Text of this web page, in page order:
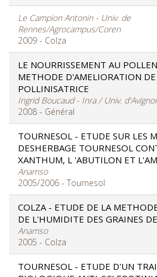
Le Campion Antonin - Univ. de
Rennes/Agrocampus/Coren
2009 - Colza
LE NOURRISSEMENT AU
METHODE D'AMELIORATION
POLLINISATRICE
Ingrid Boucaud - Inra / Univ.
2008 - Général
TOURNESOL - ETUDE SUR LES
DESHERBAGE TOURNESOL
XANTHUM, L 'ABUTILON ET
Anamso
2005/2006 - Tournesol
COLZA - ETUDE DE LA
DE L'HUMIDITE DES GRAINES
Anamso
2005 - Colza
TOURNESOL - ETUDE D'UN